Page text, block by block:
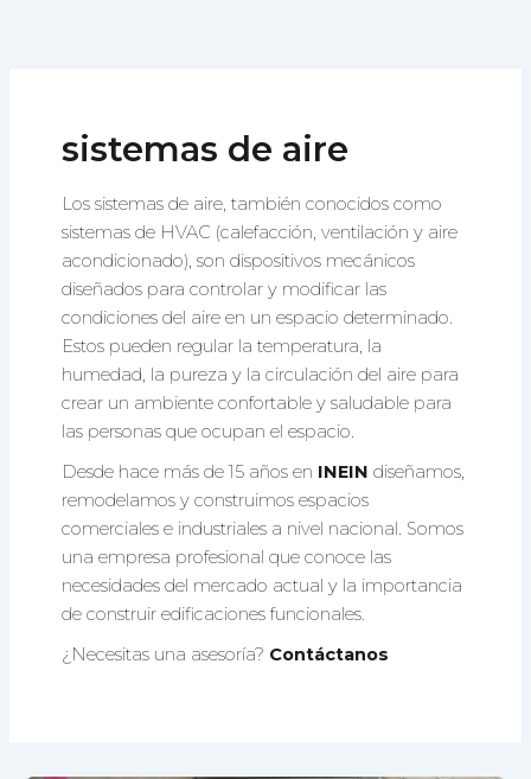
sistemas de aire
Los sistemas de aire, también conocidos como
sistemas de HVAC (calefacción, ventilación y aire
acondicionado), son dispositivos mecánicos
diseñados para controlar y modificar las
condiciones del aire en un espacio determinado.
Estos pueden regular la temperatura, la
humedad, la pureza y la circulación del aire para
crear un ambiente confortable y saludable para
las personas que ocupan el espacio.
Desde hace más de 15 años en INEIN diseñamos,
remodelamos y construimos espacios
comerciales e industriales a nivel nacional. Somos
una empresa profesional que conoce las
necesidades del mercado actual y la importancia
de construir edificaciones funcionales.
¿Necesitas una asesoría? Contáctanos